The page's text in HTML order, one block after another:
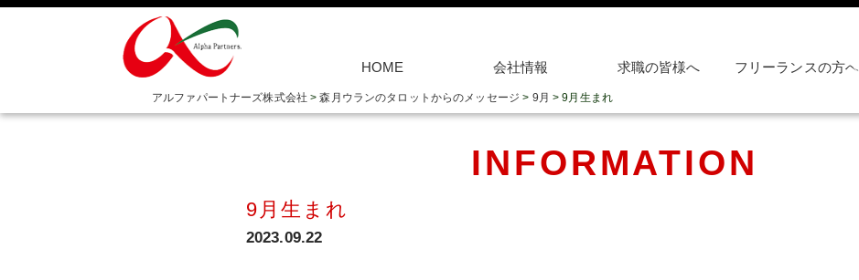
HOME 会社情報 求職の皆様へ フリーランスの方へ
アルファパートナーズ株式会社 >森月ウランのタロットからのメッセージ > 9月 >9月生まれ
INFORMATION
9月生まれ
2023.09.22